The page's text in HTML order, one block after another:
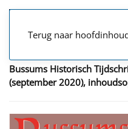
Terug naar
Bussums Historisch
(september 2020),